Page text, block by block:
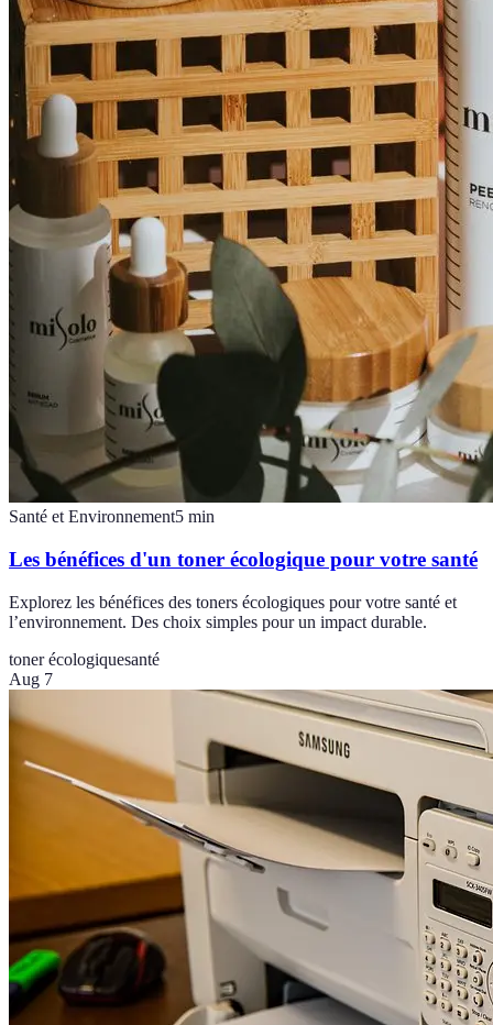
Santé et Environnement5 min
Les bénéfices d'un toner écologique pour votre santé
Explorez les bénéfices des toners écologiques pour votre santé et
l’environnement. Des choix simples pour un impact durable.
toner écologiquesanté
Aug 7